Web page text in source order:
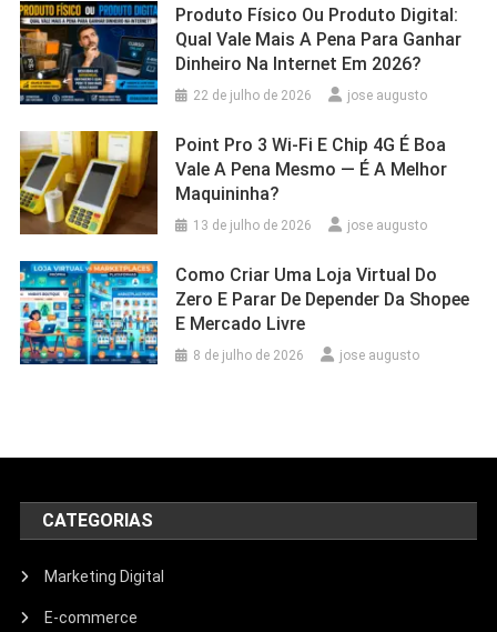
Produto Físico Ou Produto Digital:
Qual Vale Mais A Pena Para Ganhar
Dinheiro Na Internet Em 2026?
22 de julho de 2026 jose augusto
Point Pro 3 Wi‑Fi E Chip 4G É Boa
Vale A Pena Mesmo — É A Melhor
Maquininha?
13 de julho de 2026 jose augusto
Como Criar Uma Loja Virtual Do
Zero E Parar De Depender Da Shopee
E Mercado Livre
8 de julho de 2026 jose augusto
CATEGORIAS
Marketing Digital
E-commerce